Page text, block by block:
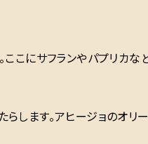
こにサフランやパプリカ
ます。アヒージョのオリ